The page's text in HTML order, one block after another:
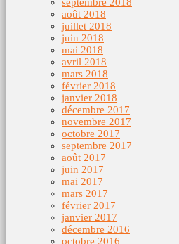
septembre 2018
août 2018
juillet 2018
juin 2018
mai 2018
avril 2018
mars 2018
février 2018
janvier 2018
décembre 2017
novembre 2017
octobre 2017
septembre 2017
août 2017
juin 2017
mai 2017
mars 2017
février 2017
janvier 2017
décembre 2016
octobre 2016